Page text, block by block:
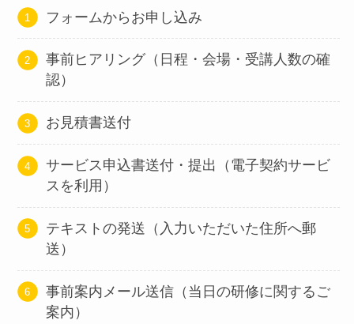
フォームからお申し込み
事前ヒアリング（日程・会場・受講人数の確
認）
お見積書送付
サービス申込書送付・提出（電子契約サービ
スを利用）
テキストの発送（入力いただいた住所へ郵
送）
事前案内メール送信（当日の研修に関するご
案内）